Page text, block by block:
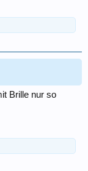
Brille nur so